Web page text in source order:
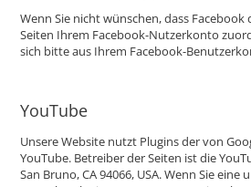
Wenn Sie nicht wünschen, dass Facebook
Seiten Ihrem Facebook-Nutzerkonto
sich bitte aus Ihrem Facebook-
YouTube
Unsere Website nutzt Plugins der von
YouTube. Betreiber der Seiten ist die
San Bruno, CA 94066, USA. Wenn Sie eine